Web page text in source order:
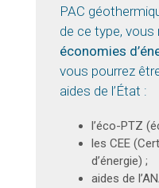
PAC
de ce type, vous
économies
vous pourrez
aides de l’État :
l’éco-PTZ
les CEE
d’énergie) ;
aides de